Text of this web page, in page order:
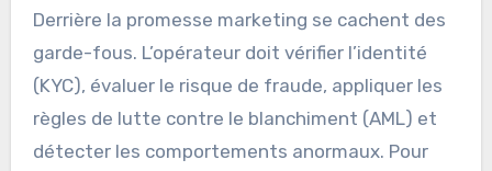
Derrière la promesse marketing se cachent des
garde-fous. L’opérateur doit vérifier l’identité
(KYC), évaluer le risque de fraude, appliquer les
règles de lutte contre le blanchiment (AML) et
détecter les comportements anormaux. Pour